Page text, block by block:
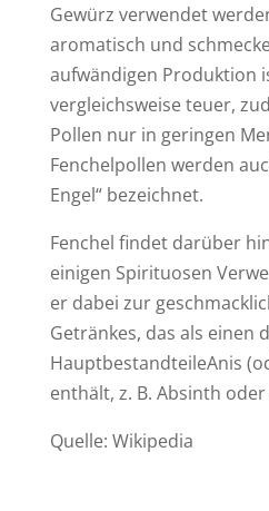
Gewürz verwendet
aromatisch und
aufwändigen Produktion
vergleichsweise teuer,
Pollen nur in geringen
Fenchelpollen werden
Engel“ bezeichnet.
Fenchel findet darüber
einigen Spirituosen
er dabei zur
Getränkes, das als einen
HauptbestandteileAnis
enthält, z. B. Absinth oder
Quelle: Wikipedia